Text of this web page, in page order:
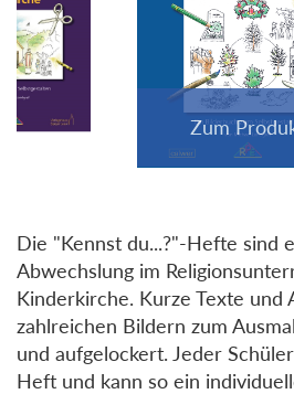
Die "Kennst du...?"-Hefte sind
Abwechslung im
Kinderkirche. Kurze Texte und
zahlreichen Bildern zum
und aufgelockert. Jeder
Heft und kann so ein